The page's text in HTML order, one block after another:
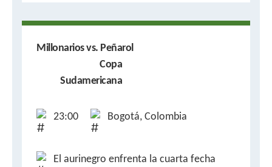
Millonarios vs. Peñarol
Copa
Sudamericana
23:00 Bogotá, Colombia
El aurinegro enfrenta la cuarta fecha